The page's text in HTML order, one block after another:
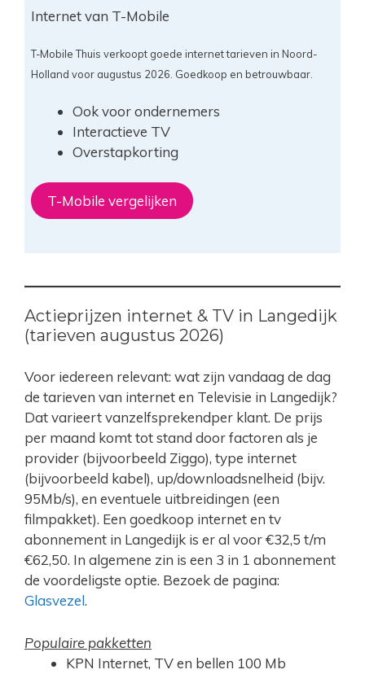
Internet van T-Mobile
T-Mobile Thuis verkoopt goede internet tarieven in Noord-
Holland voor augustus 2026. Goedkoop en betrouwbaar.
Ook voor ondernemers
Interactieve TV
Overstapkorting
T-Mobile vergelijken
Actieprijzen internet & TV in Langedijk
(tarieven augustus 2026)
Voor iedereen relevant: wat zijn vandaag de dag
de tarieven van internet en Televisie in Langedijk?
Dat varieert vanzelfsprekendper klant. De prijs
per maand komt tot stand door factoren als je
provider (bijvoorbeeld Ziggo), type internet
(bijvoorbeeld kabel), up/downloadsnelheid (bijv.
95Mb/s), en eventuele uitbreidingen (een
filmpakket). Een goedkoop internet en tv
abonnement in Langedijk is er al voor €32,5 t/m
€62,50. In algemene zin is een 3 in 1 abonnement
de voordeligste optie. Bezoek de pagina:
Glasvezel.
Populaire pakketten
KPN Internet, TV en bellen 100 Mb